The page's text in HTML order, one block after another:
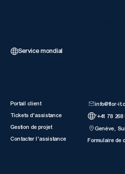
Service mondial
Portail client
Tickets d'assistance
Gestion de projet
Contacter l'assistance
info@flor-
'+41 78 268
Genève,
Formulaire de